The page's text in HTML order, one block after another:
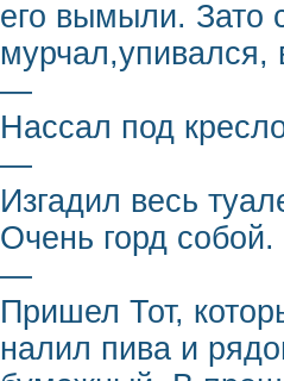
его вымыли. Зато
—
Нассал под
—
Изгадил весь
Очень горд собой.
—
Пришел Тот,
налил пива и